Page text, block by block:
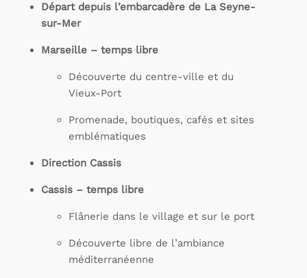
Départ depuis l’embarcadère de La Seyne-
sur-Mer
Marseille – temps libre
Découverte du centre-ville et du
Vieux-Port
Promenade, boutiques, cafés et sites
emblématiques
Direction Cassis
Cassis – temps libre
Flânerie dans le village et sur le port
Découverte libre de l’ambiance
méditerranéenne